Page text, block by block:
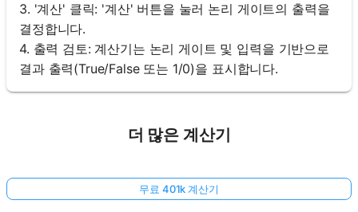
3. '계산' 클릭: '계산' 버튼을 눌러 논리 게이트의 출력을
결정합니다.
4. 출력 검토: 계산기는 논리 게이트 및 입력을 기반으로
결과 출력(True/False 또는 1/0)을 표시합니다.
더 많은 계산기
무료 401k 계산기